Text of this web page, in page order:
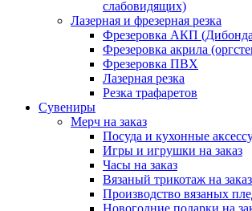
слабовидящих)
Лазерная и фрезерная резка
Фрезеровка АКП
Фрезеровка акрила
Фрезеровка ПВХ
Лазерная резка
Резка трафаретов
Сувениры
Мерч на заказ
Посуда и кухонные
Игры и игрушки на заказ
Часы на заказ
Вязаный трикотаж на заказ
Производство вязаных
Новогодние подарки на